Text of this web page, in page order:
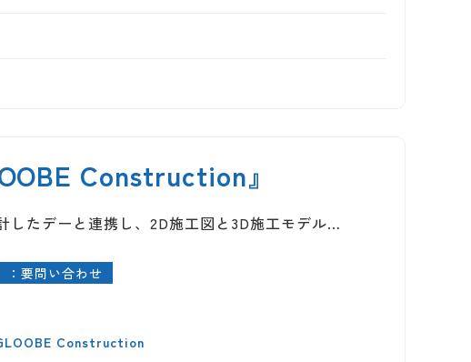
Construction』
たデーと連携し、2D施工図と3D施工モデル…
：要問い合わせ
Construction